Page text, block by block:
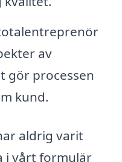
av
gör processen
kund.
aldrig varit
i vårt formulär